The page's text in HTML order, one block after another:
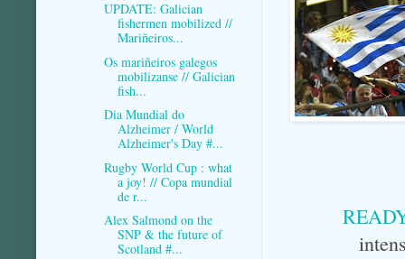
UPDATE: Galician
fishermen mobilized //
Mariñeiros...
Os mariñeiros galegos
mobilizanse // Galician
fish...
Dia Mundial do
Alzheimer / World
Alzheimer's Day #...
Rugby World Cup : what
a joy! // Copa mundial
de r...
Alex Salmond on the
SNP & the future of
Scotland #...